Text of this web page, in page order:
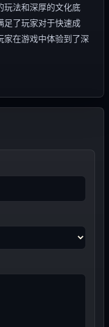
玩法和深厚的文化底
足了玩家对于快速成
家在游戏中体验到了深